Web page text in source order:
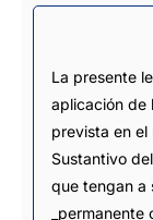
La presente
aplicación de
prevista en el
Sustantivo
que tengan a